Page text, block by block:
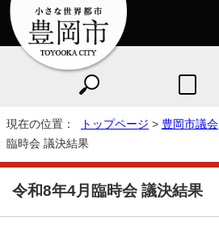
現在の位置： トップページ > 豊岡市議会
臨時会 議決結果
令和8年4月臨時会 議決結果